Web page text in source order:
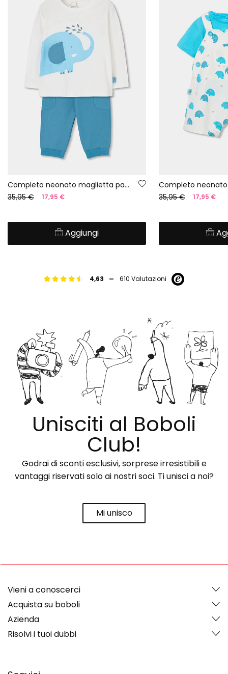
Completo neonato maglietta pantaloni cotone
35,95 €
17,95 €
Aggiungi
35,95 € 17,95 €
4,63 - 610 Valutazioni
Unisciti al Boboli
Club!
Godrai di sconti esclusivi, sorprese irresistibili e
vantaggi riservati solo ai nostri soci. Ti unisci a noi?
Mi unisco
Vieni a conoscerci
Acquista su boboli
Azienda
Risolvi i tuoi dubbi